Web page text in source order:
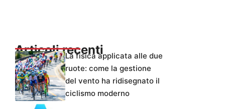
Articoli recentiLa fisica applicata alle due
ruote: come la gestione
del vento ha ridisegnato il
ciclismo moderno